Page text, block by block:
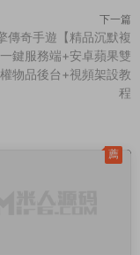
下一篇
傳奇手遊【精品沉默複
鍵服務端+安卓蘋果雙
物品後台+視頻架設教
程
薦